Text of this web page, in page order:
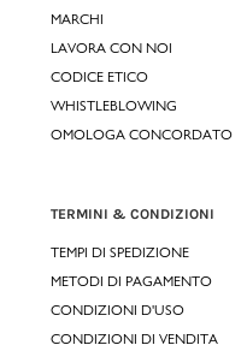
MARCHI
LAVORA CON NOI
CODICE ETICO
WHISTLEBLOWING
OMOLOGA CONCORDATO
TERMINI & CONDIZIONI
TEMPI DI SPEDIZIONE
METODI DI PAGAMENTO
CONDIZIONI D'USO
CONDIZIONI DI VENDITA